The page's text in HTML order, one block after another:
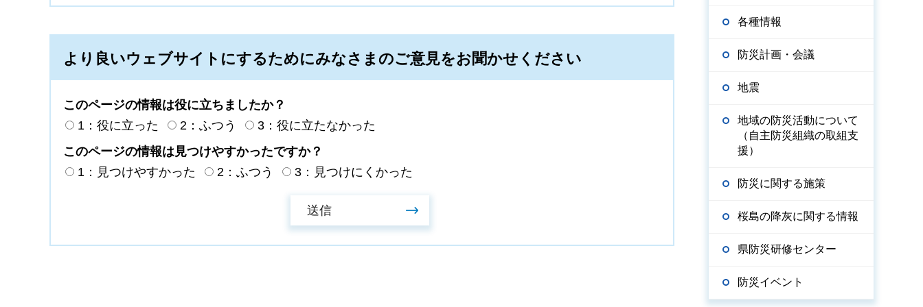
より良いウェブサイトにするためにみなさまのご意見をお聞かせください
このページの情報は役に立ちましたか？
1：役に立った
2：ふつう
3：役に立たなかった
このページの情報は見つけやすかったですか？
1：見つけやすかった
2：ふつう 3：見つけにくかった
各種情報
防災計画・会議
地震
地域の防災活動について
（自主防災組織の取組支
援）
防災に関する施策
桜島の降灰に関する情報
県防災研修センター
防災イベント